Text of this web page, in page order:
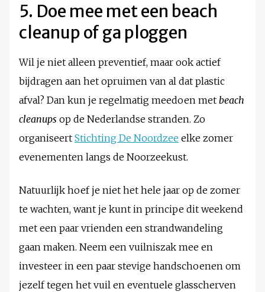
5. Doe mee met een beach
cleanup of ga ploggen
Wil je niet alleen preventief, maar ook actief
bijdragen aan het opruimen van al dat plastic
afval? Dan kun je regelmatig meedoen met beach
cleanups op de Nederlandse stranden. Zo
organiseert Stichting De Noordzee elke zomer
evenementen langs de Noorzeekust.
Natuurlijk hoef je niet het hele jaar op de zomer
te wachten, want je kunt in principe dit weekend
met een paar vrienden een strandwandeling
gaan maken. Neem een vuilniszak mee en
investeer in een paar stevige handschoenen om
jezelf tegen het vuil en eventuele glasscherven